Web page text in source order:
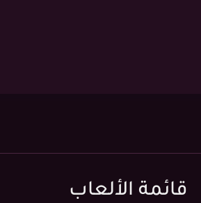
قائمة الألعاب